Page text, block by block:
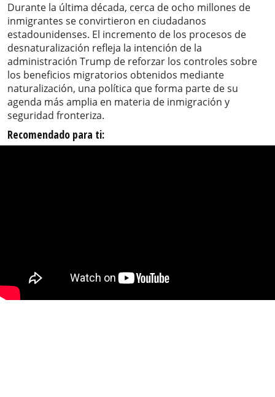
Durante la última década, cerca de ocho millones de
inmigrantes se convirtieron en ciudadanos
estadounidenses. El incremento de los procesos de
desnaturalización refleja la intención de la
administración Trump de reforzar los controles sobre
los beneficios migratorios obtenidos mediante
naturalización, una política que forma parte de su
agenda más amplia en materia de inmigración y
seguridad fronteriza.
Recomendado para ti: